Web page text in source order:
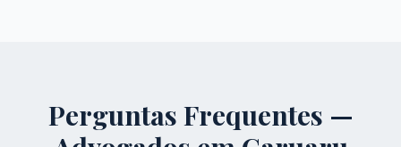
Perguntas Frequentes —